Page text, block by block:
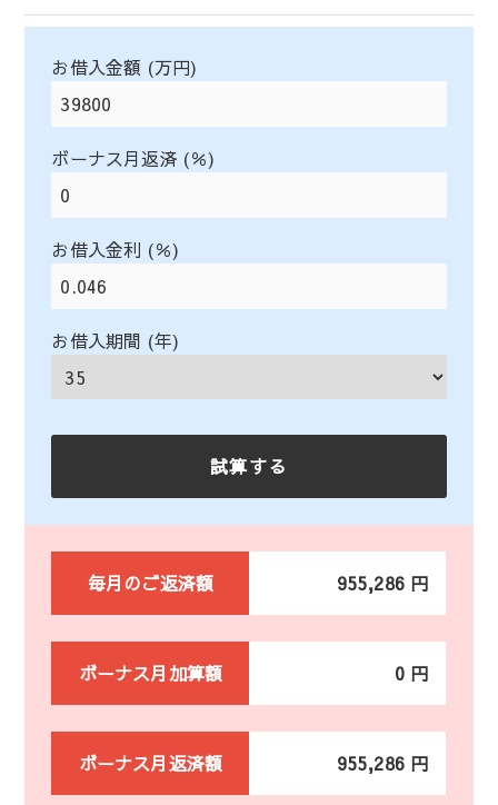
お借入金額 (万円)
ボーナス月返済 (％)
お借入金利 (％)
お借入期間 (年)
毎月のご返済額 955,286 円
ボーナス月加算額 0 円
ボーナス月返済額 955,286 円